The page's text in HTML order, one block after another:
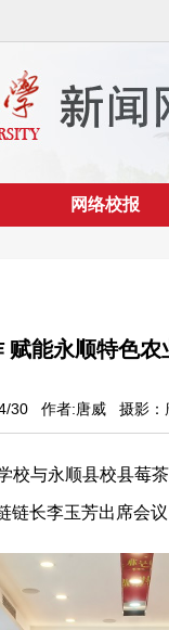
网络校报
能永顺特色农
30 作者:唐威 摄影：
校与永顺县校县莓
长李玉芳出席会